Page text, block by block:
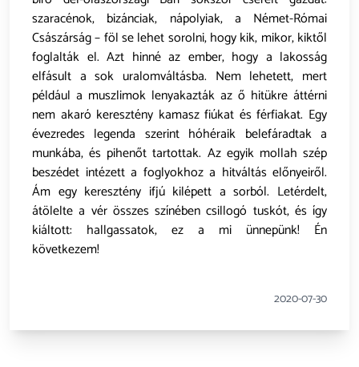
szaracénok, bizánciak, nápolyiak, a Német-Római
Császárság – föl se lehet sorolni, hogy kik, mikor, kiktől
foglalták el. Azt hinné az ember, hogy a lakosság
elfásult a sok uralomváltásba. Nem lehetett, mert
például a muszlimok lenyakazták az ő hitükre áttérni
nem akaró keresztény kamasz fiúkat és férfiakat. Egy
évezredes legenda szerint hóhéraik belefáradtak a
munkába, és pihenőt tartottak. Az egyik mollah szép
beszédet intézett a foglyokhoz a hitváltás előnyeiről.
Ám egy keresztény ifjú kilépett a sorból. Letérdelt,
átölelte a vér összes színében csillogó tuskót, és így
kiáltott: hallgassatok, ez a mi ünnepünk! Én
következem!
2020-07-30